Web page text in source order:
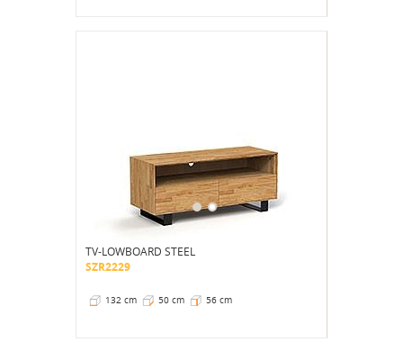
TV-LOWBOARD STEEL
SZR2229
132 cm 50 cm 56 cm